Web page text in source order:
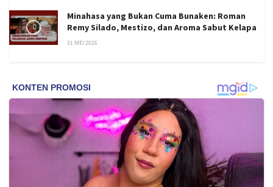
Minahasa yang Bukan Cuma Bunaken: Roman
Remy Silado, Mestizo, dan Aroma Sabut Kelapa
31 MEI 2026